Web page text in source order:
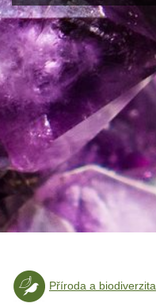
Příroda a biodiverzita